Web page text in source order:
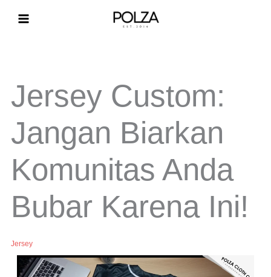
Jersey Custom:
Jangan Biarkan
Komunitas Anda
Bubar Karena Ini!
Jersey